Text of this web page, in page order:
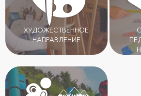
ХУДОЖЕСТВЕННОЕ
НАПРАВЛЕНИЕ